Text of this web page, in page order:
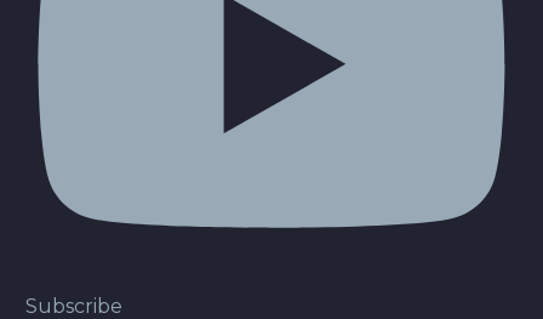
Subscribe